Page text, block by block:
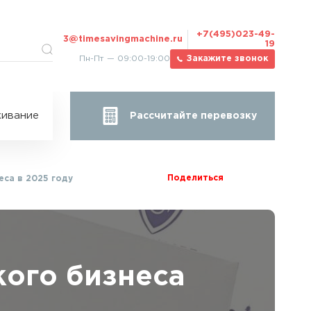
3@timesavingmachine.ru
+7(495)023-49-
19
Пн-Пт — 09:00-19:00
Закажите звонок
Рассчитайте перевозку
в 2025 году Поделиться
бизнеса